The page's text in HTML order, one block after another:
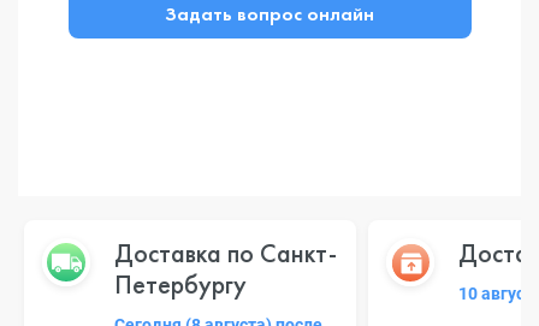
Задать вопрос онлайн
Доставка по Санкт-
Петербургу
10